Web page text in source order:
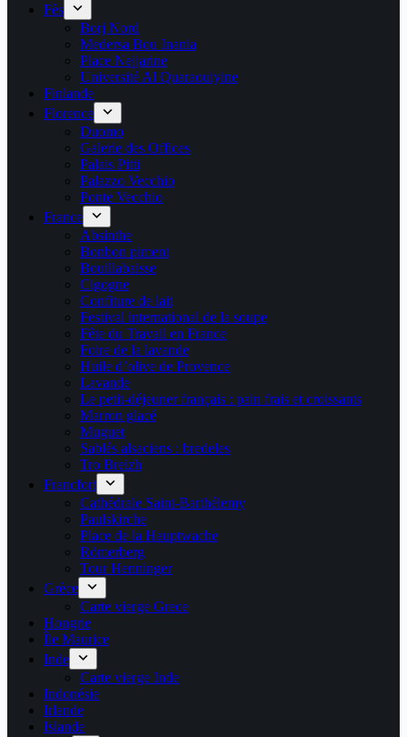
Fès
Borj Nord
Medersa Bou Inania
Place Nejjarine
Université Al Quaraouiyine
Finlande
Florence
Duomo
Galerie des Offices
Palais Pitti
Palazzo Vecchio
Ponte Vecchio
France
Absinthe
Bonbon piment
Bouillabaisse
Cigogne
Confiture de lait
Festival international de la soupe
Fête du Travail en France
Foire de la lavande
Huile d’olive de Provence
Lavande
Le petit-déjeuner français : pain frais et croissants
Marron glacé
Muguet
Sablés alsaciens : bredeles
Tro Breizh
Francfort
Cathédrale Saint-Barthélemy
Paulskirche
Place de la Hauptwache
Römerberg
Tour Henninger
Grèce
Carte vierge Grece
Hongrie
Île Maurice
Inde
Carte vierge Inde
Indonésie
Irlande
Islande